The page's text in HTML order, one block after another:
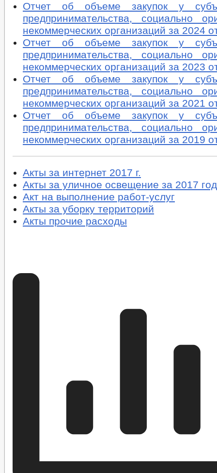
Отчет об объеме закупок у
предпринимательства, социально
некоммерческих организаций за 2024
Отчет об объеме закупок у
предпринимательства, социально
некоммерческих организаций за 2023
Отчет об объеме закупок у
предпринимательства, социально
некоммерческих организаций за 2021
Отчет об объеме закупок у
предпринимательства, социально
некоммерческих организаций за 2019
Акты за интернет 2017 г.
Акты за уличное освещение за 2017 год
Акт на выполнение работ-услуг
Акты за уборку территорий
Акты прочие расходы